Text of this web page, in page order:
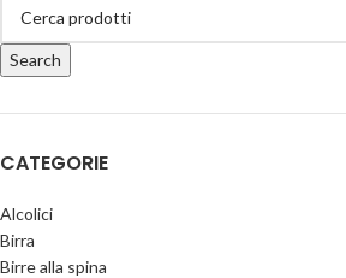
Search
CATEGORIE
Alcolici
Birra
Birre alla spina